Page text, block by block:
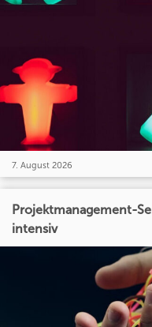
7. August 2026
Projektmanagement-
intensiv